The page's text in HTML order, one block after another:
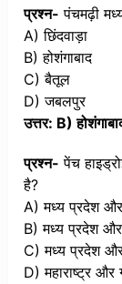
प्रश्न- पंचमढ़ी
A) छिंदवाड़ा
B) होशंगाबाद
C) बैतूल
D) जबलपुर
उत्तर: B)
प्रश्न- पेंच
है?
A) मध्य प्रदेश
B) मध्य प्रदेश
C) मध्य प्रदेश और
D) महाराष्ट्र और